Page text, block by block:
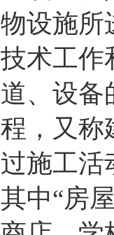
物设施所
技术工作
道、设备
程，又称
过施工活
其中“房